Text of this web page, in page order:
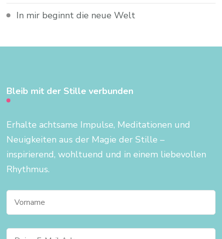
In mir beginnt die neue Welt
Bleib mit der Stille verbunden
Erhalte achtsame Impulse, Meditationen und
Neuigkeiten aus der Magie der Stille –
inspirierend, wohltuend und in einem liebevollen
Rhythmus.